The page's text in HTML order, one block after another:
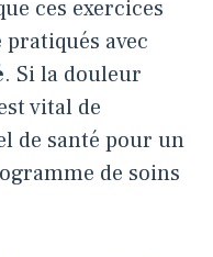
ces exercices
avec
. Si la douleur
vital de
de santé pour un
de soins